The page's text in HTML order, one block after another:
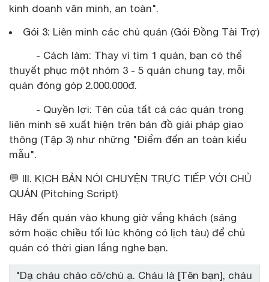
kinh doanh văn minh, an toàn".
Gói 3: Liên minh các chủ quán (Gói Đồng Tài Trợ)
- Cách làm: Thay vì tìm 1 quán, bạn có thể
thuyết phục một nhóm 3 - 5 quán chung tay, mỗi
quán đóng góp 2.000.000đ.
- Quyền lợi: Tên của tất cả các quán trong
liên minh sẽ xuất hiện trên bản đồ giải pháp giao
thông (Tập 3) như những "Điểm đến an toàn kiểu
mẫu".
💬 III. KỊCH BẢN NÓI CHUYỆN TRỰC TIẾP VỚI CHỦ
QUÁN (Pitching Script)
Hãy đến quán vào khung giờ vắng khách (sáng
sớm hoặc chiều tối lúc không có lịch tàu) để chủ
quán có thời gian lắng nghe bạn.
"Dạ cháu chào cô/chú ạ. Cháu là [Tên bạn], cháu